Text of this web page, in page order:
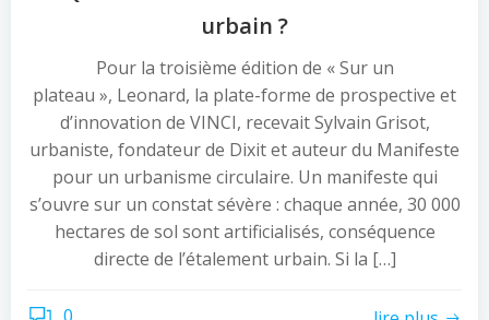
urbain ?
Pour la troisième édition de « Sur un
plateau », Leonard, la plate-forme de prospective et
d’innovation de VINCI, recevait Sylvain Grisot,
urbaniste, fondateur de Dixit et auteur du Manifeste
pour un urbanisme circulaire. Un manifeste qui
s’ouvre sur un constat sévère : chaque année, 30 000
hectares de sol sont artificialisés, conséquence
directe de l’étalement urbain. Si la […]